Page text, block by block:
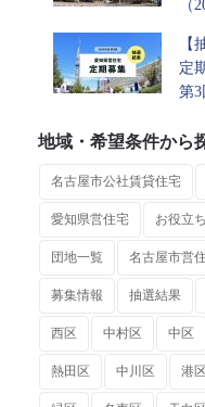
（
【
定
第3
地域・希望条件から
名古屋市公社賃貸住宅
愛知県営住宅 お役立
団地一覧 名古屋市営
募集情報 抽選結果
西区 中村区 中区
熱田区 中川区 港区